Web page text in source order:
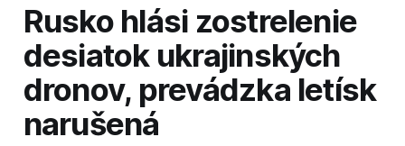
Rusko hlási zostrelenie
desiatok ukrajinských
dronov, prevádzka letísk
narušená